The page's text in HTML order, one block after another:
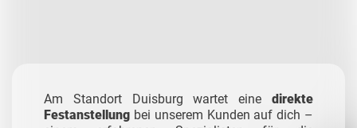
Am Standort Duisburg wartet eine direkte
Festanstellung bei unserem Kunden auf dich –